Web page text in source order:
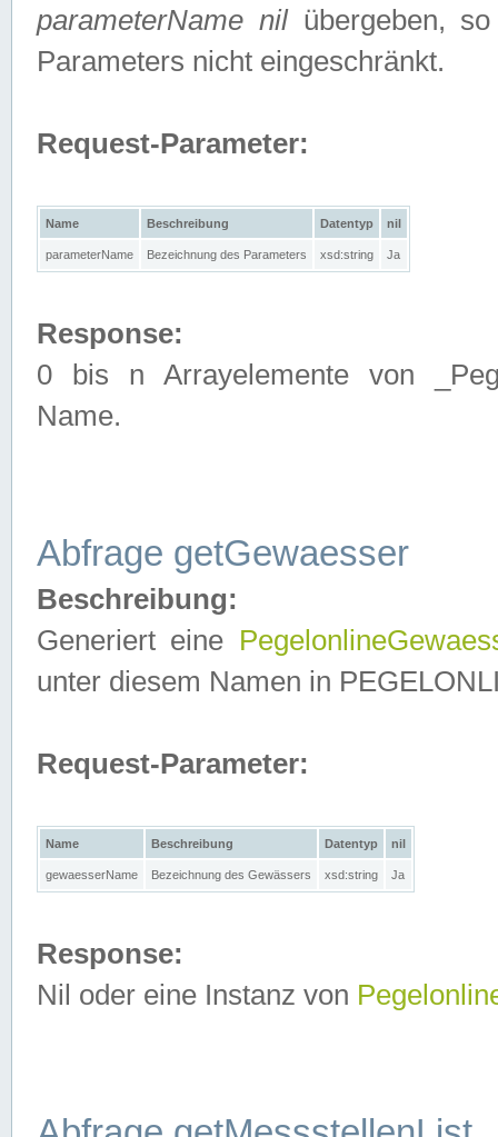
parameterName nilübergeben, so
Parameters nicht eingeschränkt.
Request-Parameter:
Name Beschreibung Datentyp nil
parameterName Bezeichnung des Parameters xsd:string Ja
Response:
0 bis n Arrayelemente von
Name.
Abfrage getGewaesser
Beschreibung:
Generiert eine
unter diesem Namen in
Request-Parameter:
Name Beschreibung Datentyp nil
gewaesserName Bezeichnung des Gewässers xsd:string Ja
Response:
Nil oder eine Instanz von